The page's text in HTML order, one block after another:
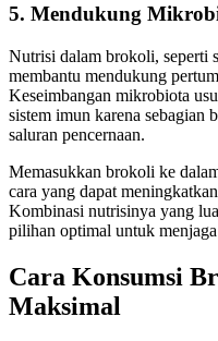
5. Mendukung
Nutrisi dalam brokoli, seperti
membantu mendukung
Keseimbangan mikrobiota
sistem imun karena sebagian
saluran pencernaan.
Memasukkan brokoli ke
cara yang dapat
Kombinasi nutrisinya yang
pilihan optimal untuk
Cara Konsumsi
Maksimal